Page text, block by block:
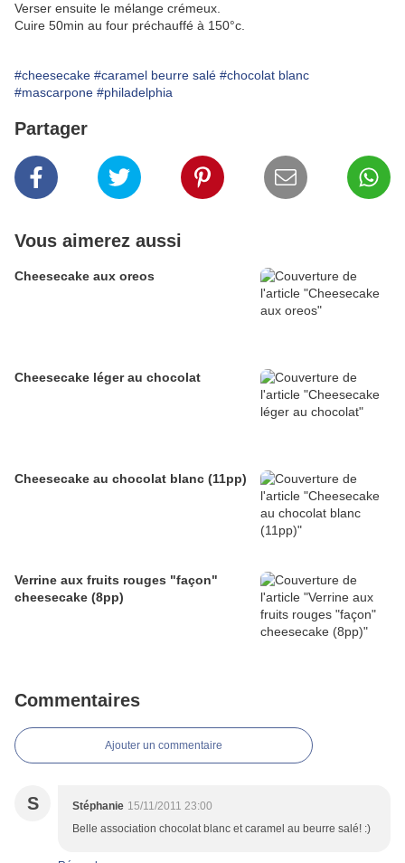
Verser ensuite le mélange crémeux.
Cuire 50min au four préchauffé à 150°c.
#cheesecake #caramel beurre salé #chocolat blanc
#mascarpone #philadelphia
Partager
Vous aimerez aussi
Cheesecake aux oreos
Cheesecake léger au chocolat
Cheesecake au chocolat blanc (11pp)
Verrine aux fruits rouges "façon"
cheesecake (8pp)
Commentaires
Ajouter un commentaire
S Stéphanie 15/11/2011 23:00
Belle association chocolat blanc et caramel au beurre salé! :)